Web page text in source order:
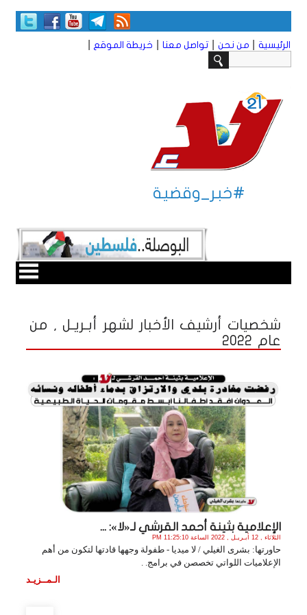
الرئيسية من نحن تواصل معنا خريطة الموقع
#خبر_وقضية
شخصيات أرشيف الأخبار لشهر أبـريـل , من
عام 2022
الإعلامية بثينة أحمد القرشي لـ«لا»: ...
الثلاثاء , 12 أبـريـل , 2022 الساعة 11:25:10 PM
حاورتها: بشرى الغيلي / لا ميديا - طفولة وجهها قادتها لتكون من أهم
الإعلاميات اللواتي تخصصن في برامج. .
الـمــزيـد